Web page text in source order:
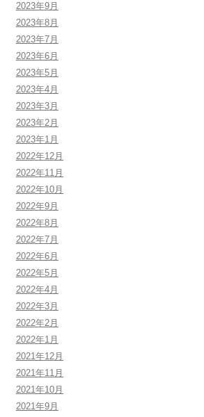
2023年9月
2023年8月
2023年7月
2023年6月
2023年5月
2023年4月
2023年3月
2023年2月
2023年1月
2022年12月
2022年11月
2022年10月
2022年9月
2022年8月
2022年7月
2022年6月
2022年5月
2022年4月
2022年3月
2022年2月
2022年1月
2021年12月
2021年11月
2021年10月
2021年9月